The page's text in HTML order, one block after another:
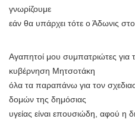
γνωρίζουμε
εάν θα υπάρχει τότε ο Άδωνις
Αγαπητοί μου συμπατριώτες για
κυβέρνηση Μητσοτάκη
όλα τα παραπάνω για τον
δομών της δημόσιας
υγείας είναι επουσιώδη, αφού η